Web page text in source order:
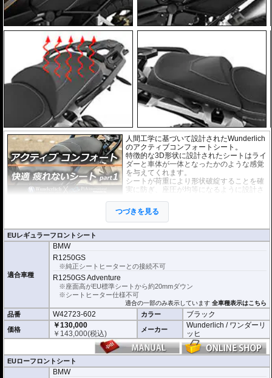
人間工学に基づいて設計されたWunderlich
のアクティブコンフォートシート。
特徴的な3D形状に設計されたシートはライ
ダーと車体が一体となったかのような感覚
を与えてくれます。
シートが荷重により形状破綻することを確
実に防ぎ、座圧が均等になるように設計さ
結果として背中への負担も軽減することが
でき、加速時はもちろん、減速時にも効果
を発揮します。
この快適性は、リラックスと同時にライデ
ィングの楽しさを純粋に楽しむことができ
純正車両にシートヒーター機能が搭載され
アクティブコンフォートによってシートヒ
ーターが利用できるようになります。
つづきを見る
EUレギュラーフロントシート
適合車種
BMW
R1250GS
※純正シートヒーターとの接続不可
R1250GS Adventure
※座面高がEU標準シートから約20mmダウン
※シートヒーター仕様不可
適合の一部のみ表示しています全車種表示はこちら
品番 W42723-602 カラー ブラック
価格
￥130,000
￥ 143,000(税込) メーカー
Wunderlich / ワンダーリ
ッヒ
EUローフロントシート
BMW